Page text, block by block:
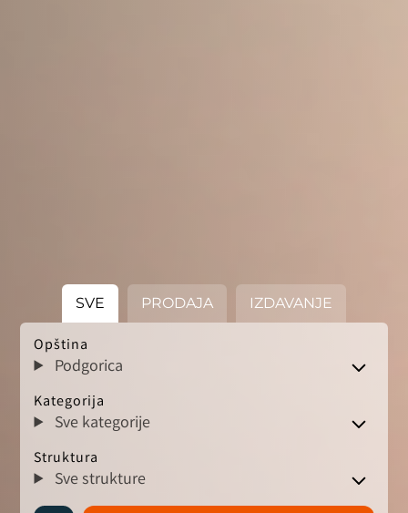
SVE PRODAJA IZDAVANJE
Opština
Podgorica
Kategorija
Sve kategorije
Struktura
Sve strukture